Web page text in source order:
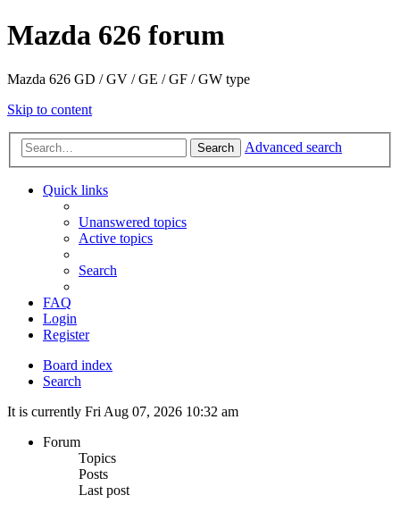
Mazda 626 forum
Mazda 626 GD / GV / GE / GF / GW type
Skip to content
Search Advanced search
Quick links
Unanswered topics
Active topics
Search
FAQ
Login
Register
Board index
Search
It is currently Fri Aug 07, 2026 10:32 am
Forum
Topics
Posts
Last post